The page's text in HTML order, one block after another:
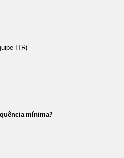
ITR)
mínima?